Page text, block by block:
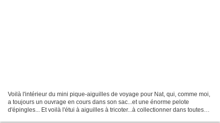
Voilà l'intérieur du mini pique-aiguilles de voyage pour Nat, qui, comme moi,
a toujours un ouvrage en cours dans son sac...et une énorme pelote
d'épingles... Et voilà l'étui à aiguilles à tricoter...à collectionner dans toutes